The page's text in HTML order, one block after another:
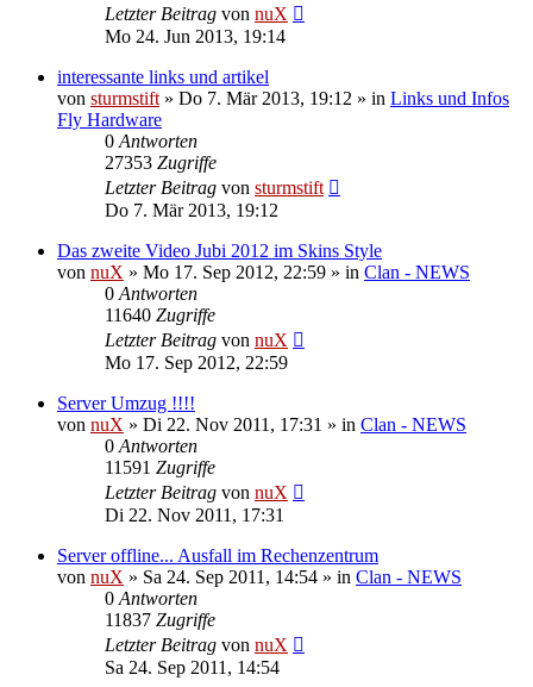
Letzter Beitrag von nuX
Mo 24. Jun 2013, 19:14
interessante links und artikel
von sturmstift » Do 7. Mär 2013, 19:12 » in Links und Infos
Fly Hardware
0 Antworten
27353 Zugriffe
Letzter Beitrag von sturmstift
Do 7. Mär 2013, 19:12
Das zweite Video Jubi 2012 im Skins Style
von nuX » Mo 17. Sep 2012, 22:59 » in Clan - NEWS
0 Antworten
11640 Zugriffe
Letzter Beitrag von nuX
Mo 17. Sep 2012, 22:59
Server Umzug !!!!
von nuX » Di 22. Nov 2011, 17:31 » in Clan - NEWS
0 Antworten
11591 Zugriffe
Letzter Beitrag von nuX
Di 22. Nov 2011, 17:31
Server offline... Ausfall im Rechenzentrum
von nuX » Sa 24. Sep 2011, 14:54 » in Clan - NEWS
0 Antworten
11837 Zugriffe
Letzter Beitrag von nuX
Sa 24. Sep 2011, 14:54